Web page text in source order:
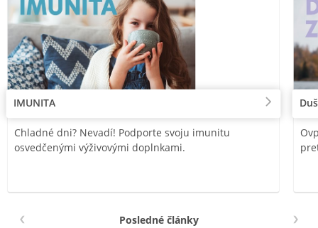
IMUNITA
Chladné dni? Nevadí! Podporte svoju imunitu
osvedčenými výživovými doplnkami.
Posledné články